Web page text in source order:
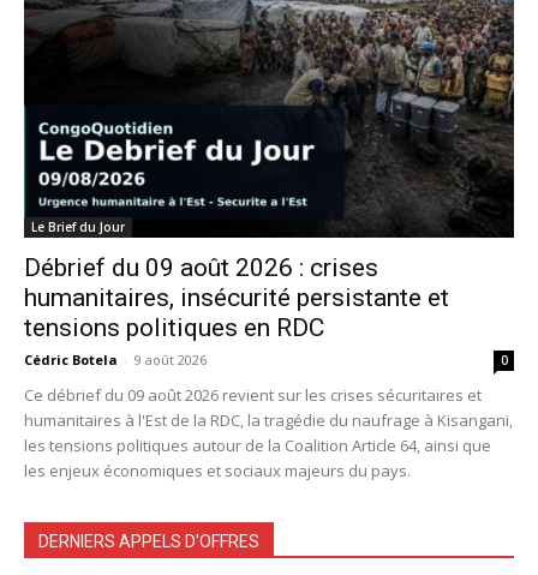
Le Brief du Jour
Débrief du 09 août 2026 : crises
humanitaires, insécurité persistante et
tensions politiques en RDC
Cédric Botela - 9 août 2026 0
Ce débrief du 09 août 2026 revient sur les crises sécuritaires et
humanitaires à l'Est de la RDC, la tragédie du naufrage à Kisangani,
les tensions politiques autour de la Coalition Article 64, ainsi que
les enjeux économiques et sociaux majeurs du pays.
DERNIERS APPELS D'OFFRES